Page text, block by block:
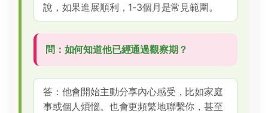
說，如果進展順利，1-3個月是常見範圍。
問：如何知道他已經通過觀察期？
答：他會開始主動分享內心感受，比如家庭
事或個人煩惱。也會更頻繁地聯繫你，甚至